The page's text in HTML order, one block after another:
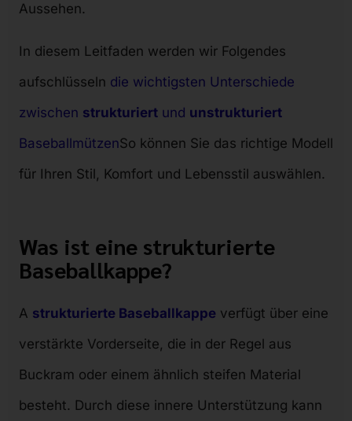
Aussehen.
In diesem Leitfaden werden wir Folgendes
aufschlüsseln die wichtigsten Unterschiede
zwischen strukturiert und unstrukturiert
BaseballmützenSo können Sie das richtige Modell
für Ihren Stil, Komfort und Lebensstil auswählen.
Was ist eine strukturierte
Baseballkappe?
A strukturierte Baseballkappe verfügt über eine
verstärkte Vorderseite, die in der Regel aus
Buckram oder einem ähnlich steifen Material
besteht. Durch diese innere Unterstützung kann